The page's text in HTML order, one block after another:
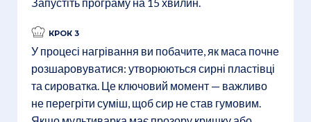
КРОК 3
У процесі нагрівання ви побачите, як маса почне
розшаровуватися: утворюються сирні пластівці
та сироватка. Це ключовий момент — важливо
не перегріти суміш, щоб сир не став гумовим.